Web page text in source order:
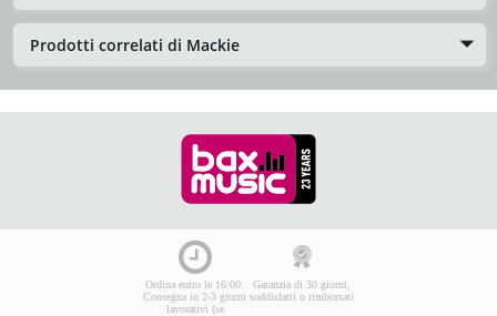
Prodotti correlati di Mackie
Ordina entro le 16:00:
Consegna in 2-3 giorni
lavorativi (se
Garanzia di 30 giorni,
soddisfatti o rimborsati